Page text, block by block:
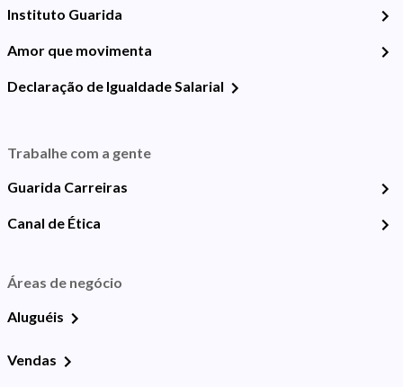
Instituto Guarida
Amor que movimenta
Declaração de Igualdade Salarial
Trabalhe com a gente
Guarida Carreiras
Canal de Ética
Áreas de negócio
Aluguéis
Vendas